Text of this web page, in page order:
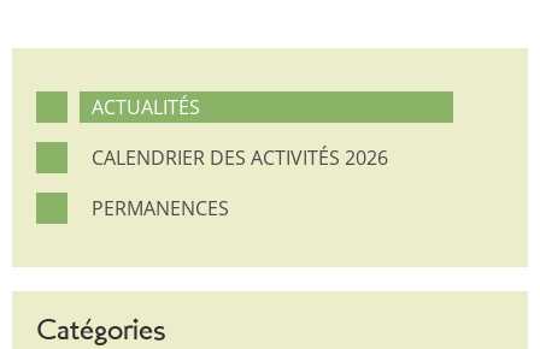
ACTUALITÉS
CALENDRIER DES ACTIVITÉS 2026
PERMANENCES
Catégories